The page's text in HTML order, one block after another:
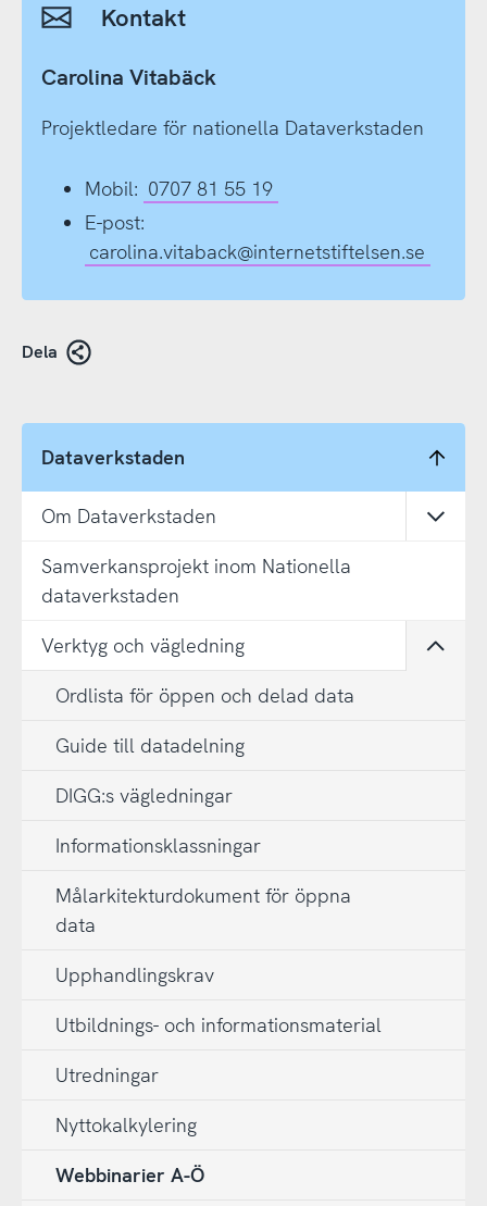
Kontakt
Carolina Vitabäck
Projektledare för nationella Dataverkstaden
Mobil: 0707 81 55 19
E-post:
carolina.vitaback@internetstiftelsen.se
Dela
Dataverkstaden
Om Dataverkstaden
Samverkansprojekt inom Nationella
dataverkstaden
Verktyg och vägledning
Ordlista för öppen och delad data
Guide till datadelning
DIGG:s vägledningar
Informationsklassningar
Målarkitekturdokument för öppna
data
Upphandlingskrav
Utbildnings- och informationsmaterial
Utredningar
Nyttokalkylering
Webbinarier A-Ö